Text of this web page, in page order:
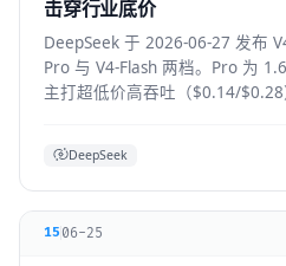
击穿行业底价
DeepSeek 于 2026-06-27 发布
Pro 与 V4-Flash 两档。Pro 为
主打超低价高吞吐（$0.14/
DeepSeek
15 06-25